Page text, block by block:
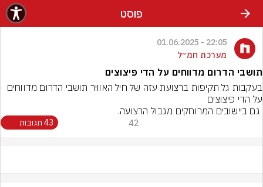
פוסט
22:05 - 01.06.2025
מערכת חמ״ל
תושבי הדרום מדווחים על הדי פיצוצים
42 43 תגובות